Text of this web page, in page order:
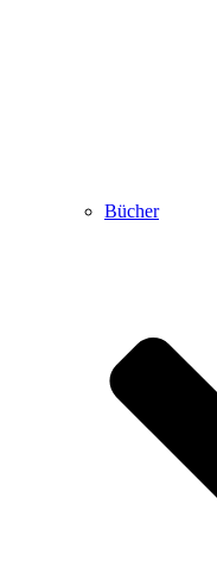
Bücher